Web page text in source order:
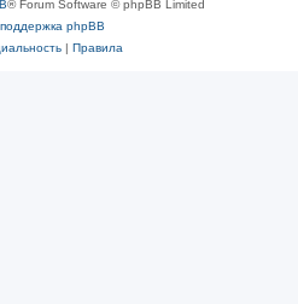
® Forum Software © phpBB Limited
phpBB
| Правила